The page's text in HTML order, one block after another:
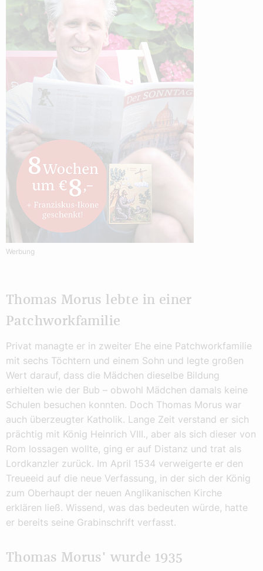
Werbung
Thomas Morus lebte in einer
Patchworkfamilie
Privat managte er in zweiter Ehe eine Patchworkfamilie
mit sechs Töchtern und einem Sohn und legte großen
Wert darauf, dass die Mädchen dieselbe Bildung
erhielten wie der Bub – obwohl Mädchen damals keine
Schulen besuchen konnten. Doch Thomas Morus war
auch überzeugter Katholik. Lange Zeit verstand er sich
prächtig mit König Heinrich VIII., aber als sich dieser von
Rom lossagen wollte, ging er auf Distanz und trat als
Lordkanzler zurück. Im April 1534 verweigerte er den
Treueeid auf die neue Verfassung, in der sich der König
zum Oberhaupt der neuen Anglikanischen Kirche
erklären ließ. Wissend, was das bedeuten würde, hatte
er bereits seine Grabinschrift verfasst.
Thomas Morus' wurde 1935